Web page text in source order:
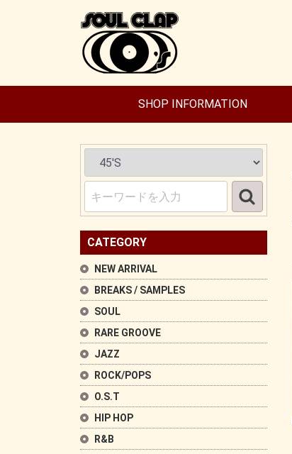
SHOP INFORMATION
CATEGORY
NEW ARRIVAL
BREAKS / SAMPLES
SOUL
RARE GROOVE
JAZZ
ROCK/POPS
O.S.T
HIP HOP
R&B